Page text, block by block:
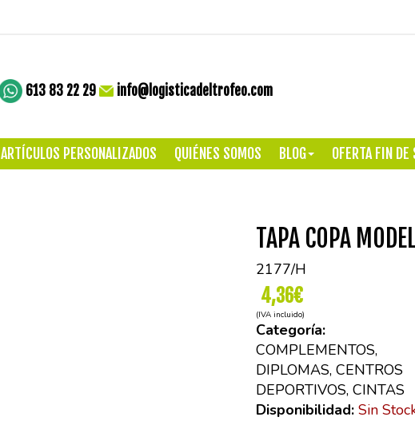
613 83 22 29 info@logisticadeltrofeo.com
ARTÍCULOS PERSONALIZADOS QUIÉNES SOMOS BLOG OFERTA FIN DE
TAPA COPA
2177/H
4,36€
(IVA incluido)
Categoría:
COMPLEMENTOS,
DIPLOMAS, CENTROS
DEPORTIVOS, CINTAS
Disponibilidad: Sin